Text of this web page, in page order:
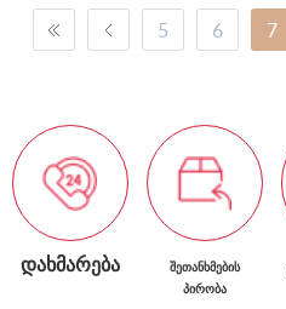
5 6 7
ᲓᲐᲮᲛᲐᲠᲔᲑᲐ
ᲨᲔᲗᲐᲜᲮᲛᲔᲑᲘᲡ
ᲞᲘᲠᲝᲑᲐ